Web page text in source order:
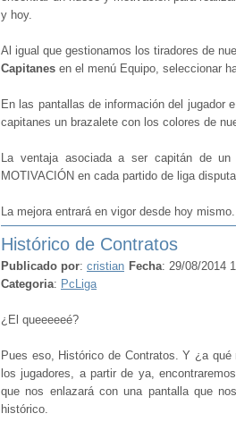
y hoy.
Al igual que gestionamos los tiradores de
Capitanes en el menú Equipo, seleccionar
En las pantallas de información del jugador
capitanes un brazalete con los colores de
La ventaja asociada a ser capitán de
MOTIVACIÓN en cada partido de liga
La mejora entrará en vigor desde hoy mismo.
Histórico de Contratos
Publicado por: cristian Fecha: 29/08/2014
Categoria: PcLiga
¿El queeeeeé?
Pues eso, Histórico de Contratos. Y ¿a
los jugadores, a partir de ya,
que nos enlazará con una pantalla que
histórico.